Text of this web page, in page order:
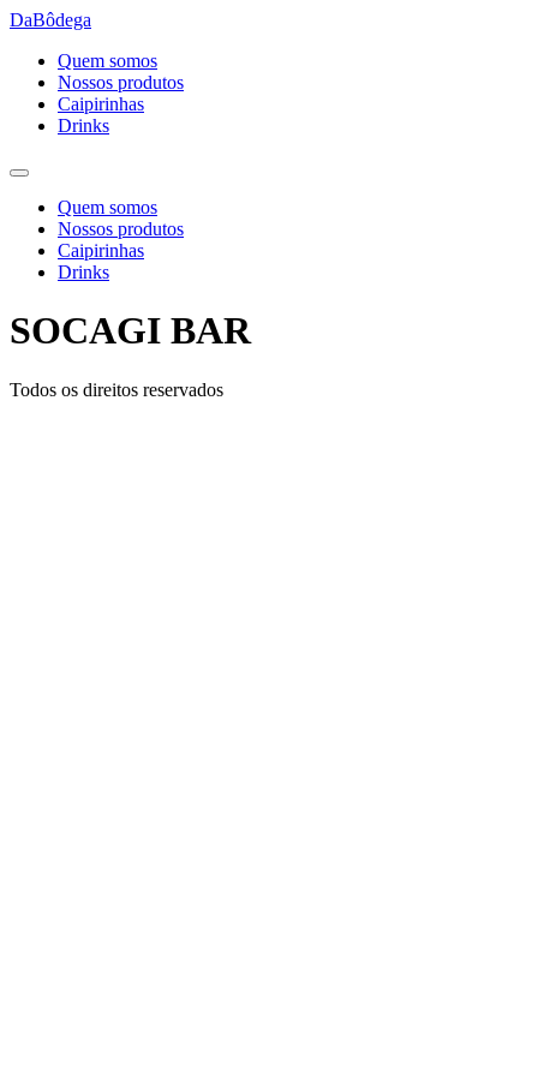
Ir
conteúdo
DaBôdega
Quem somos
Nossos produtos
Caipirinhas
Drinks
Quem somos
Nossos produtos
Caipirinhas
Drinks
SOCAGI BAR
Todos os direitos reservados